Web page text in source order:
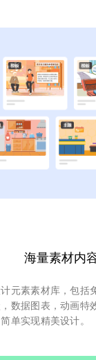
海量素材内
元素素材库，包括
数据图表，动画特
单实现精美设计。